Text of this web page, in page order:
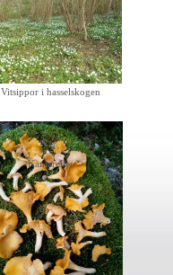
Vitsippor i hasselskogen
Kantareller